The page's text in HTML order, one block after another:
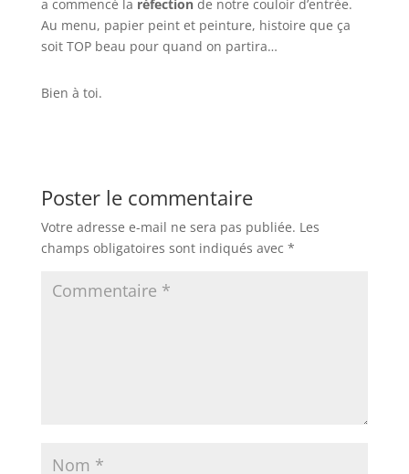
a commencé la réfectionde notre couloir d’entrée.
Au menu, papier peint et peinture, histoire que ça
soit TOP beau pour quand on partira…
Bien à toi.
Poster le commentaire
Votre adresse e-mail ne sera pas publiée. Les
champs obligatoires sont indiqués avec *